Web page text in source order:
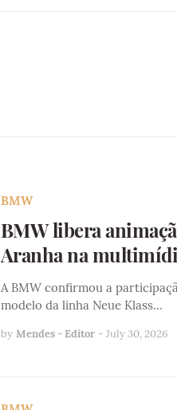
BMW
BMW libera
Aranha na
A BMW confirmou a
modelo da linha Neue Klass…
by Mendes - Editor - July 30, 2026